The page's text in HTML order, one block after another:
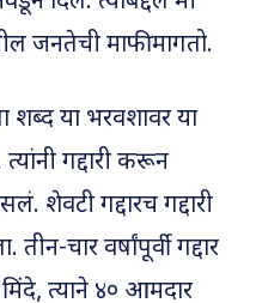
जनतेची माफी मागतो.
शब्द या भरवशावर या
गद्दारी करून
शेवटी गद्दारच गद्दारी
चार वर्षांपूर्वी गद्दार
त्याने ४० आमदार